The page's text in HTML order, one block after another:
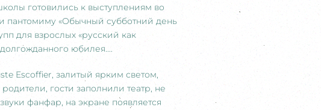
готовились к выступлениям во
пантомиму «Обычный cубботний день
для взрослых «русский как
юбилея....
Escoffier, залитый ярким светом,
гости заполнили театр, не
фанфар, на экране появляется